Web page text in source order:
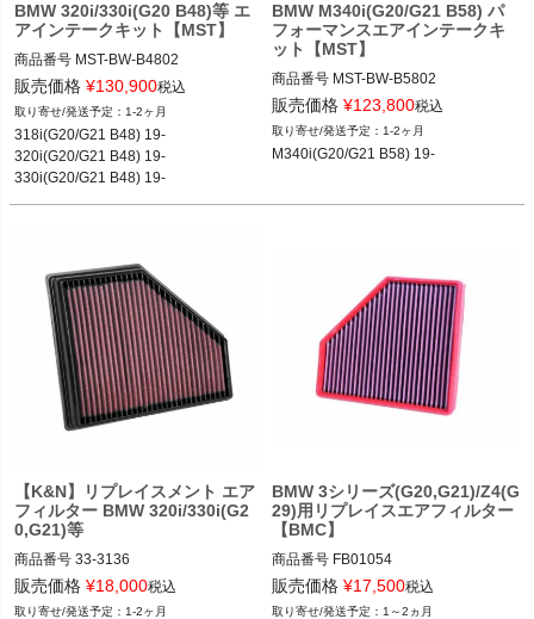
BMW 320i/330i(G20 B48)等 エ
アインテークキット【MST】
商品番号 MST-BW-B4802
MST-BW-B4802
販売価格 ¥130,900税込
1-2ヶ月
318i(G20/G21 B48) 19-
320i(G20/G21 B48) 19-
330i(G20/G21 B48) 19-
BMW M340i(G20/G21 B58) パ
フォーマンスエアインテークキ
ット【MST】
商品番号 MST-BW-B5802
MST-BW-B5802
販売価格 ¥123,800税込
1-2ヶ月
M340i(G20/G21 B58) 19-
【K&N】リプレイスメント エア
フィルター BMW 320i/330i(G2
0,G21)等
商品番号 33-3136
33-3136
販売価格 ¥18,000税込
1-2ヶ月
BMW 3シリーズ(G20,G21)/Z4(G
29)用リプレイスエアフィルター
【BMC】
商品番号 FB01054
FB01054
86
販売価格 ¥17,500税込
1～2ヵ月